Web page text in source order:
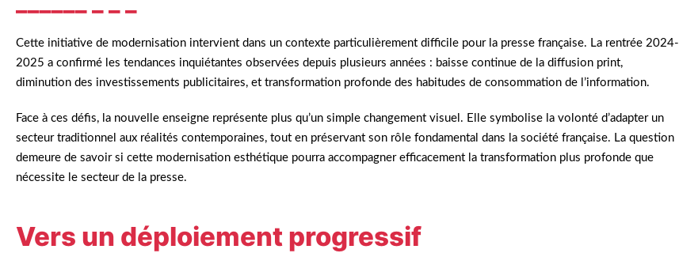
Cette initiative de modernisation intervient dans un contexte particulièrement difficile pour la presse française. La rentrée 2024-
2025 a confirmé les tendances inquiétantes observées depuis plusieurs années : baisse continue de la diffusion print,
diminution des investissements publicitaires, et transformation profonde des habitudes de consommation de l’information.
Face à ces défis, la nouvelle enseigne représente plus qu’un simple changement visuel. Elle symbolise la volonté d’adapter un
secteur traditionnel aux réalités contemporaines, tout en préservant son rôle fondamental dans la société française. La question
demeure de savoir si cette modernisation esthétique pourra accompagner efficacement la transformation plus profonde que
nécessite le secteur de la presse.
Vers un déploiement progressif